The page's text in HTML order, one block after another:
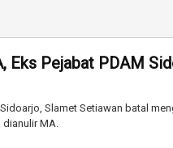
Eks Pejabat PDAM
Slamet Setiawan batal
MA.